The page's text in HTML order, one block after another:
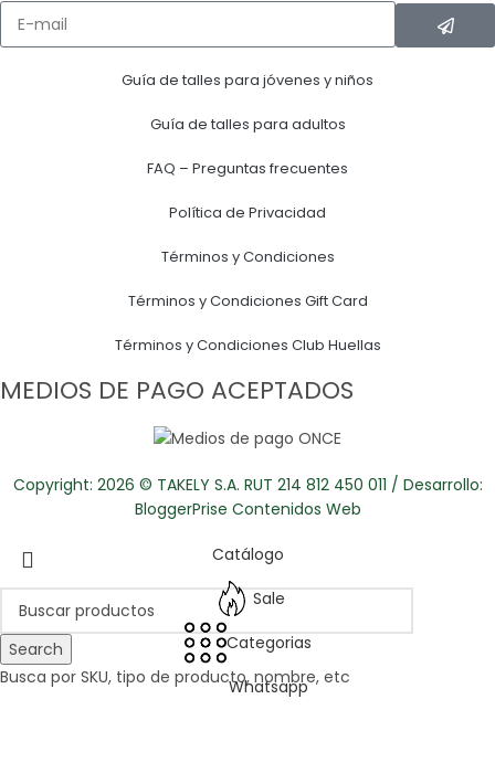
Guía de talles para jóvenes y niños
Guía de talles para adultos
FAQ – Preguntas frecuentes
Política de Privacidad
Términos y Condiciones
Términos y Condiciones Gift Card
Términos y Condiciones Club Huellas
MEDIOS DE PAGO ACEPTADOS
Copyright: 2026 © TAKELY S.A. RUT 214 812 450 011 / Desarrollo:
BloggerPrise Contenidos Web
Search
Busca por SKU, tipo de producto, nombre, etc
Catálogo
Sale
Categorias
Whatsapp